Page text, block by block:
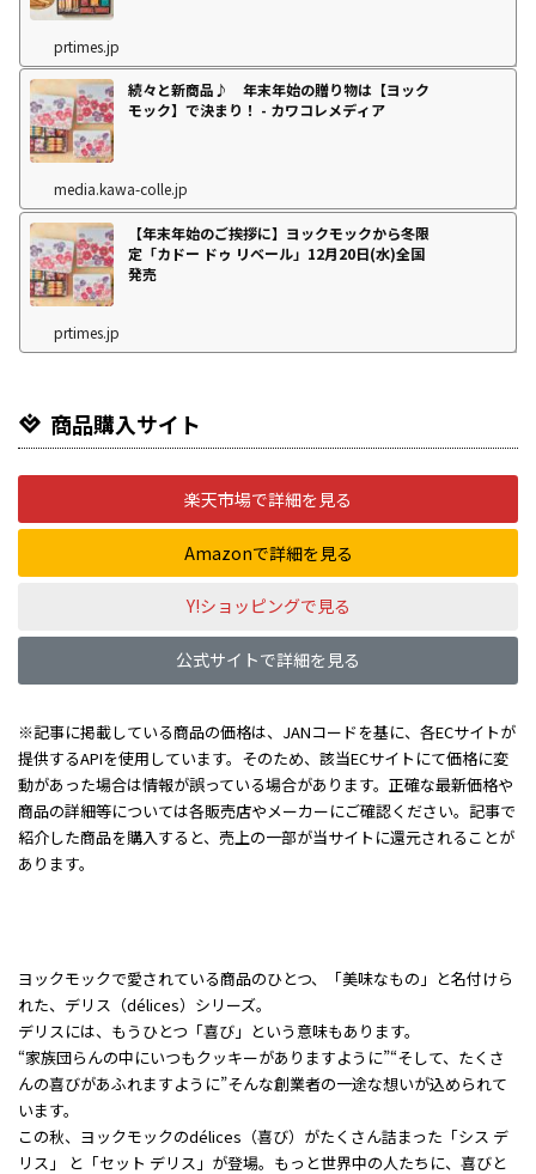
prtimes.jp
続々と新商品♪ 年末年始の贈り物は【ヨック
モック】で決まり！ - カワコレメディア
media.kawa-colle.jp
【年末年始のご挨拶に】ヨックモックから冬限
定「カドー ドゥ リベール」12月20日(水)全国
発売
prtimes.jp
商品購入サイト
楽天市場で詳細を見る
Amazonで詳細を見る
Y!ショッピングで見る
公式サイトで詳細を見る
※記事に掲載している商品の価格は、JANコードを基に、各ECサイトが
提供するAPIを使用しています。そのため、該当ECサイトにて価格に変
動があった場合は情報が誤っている場合があります。正確な最新価格や
商品の詳細等については各販売店やメーカーにご確認ください。記事で
紹介した商品を購入すると、売上の一部が当サイトに還元されることが
あります。
ヨックモックで愛されている商品のひとつ、「美味なもの」と名付けら
れた、デリス（délices）シリーズ。
デリスには、もうひとつ「喜び」という意味もあります。
“家族団らんの中にいつもクッキーがありますように”“そして、たくさ
んの喜びがあふれますように”そんな創業者の一途な想いが込められて
います。
この秋、ヨックモックのdélices（喜び）がたくさん詰まった「シス デ
リス」 と「セット デリス」が登場。もっと世界中の人たちに、喜びと